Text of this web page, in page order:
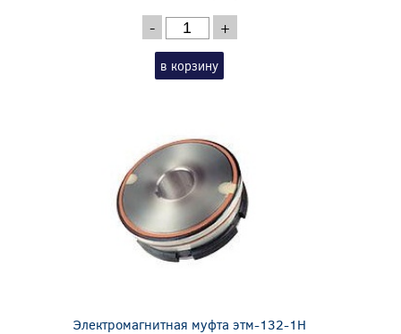
- +
в корзину
Электромагнитная муфта этм-132-1Н